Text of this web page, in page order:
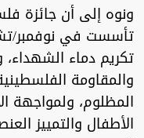
ونوه إلى أن جائزة
تكريم دماء
والمقاومة
المظلوم، ولمواجهة
الأطفال والتمييز